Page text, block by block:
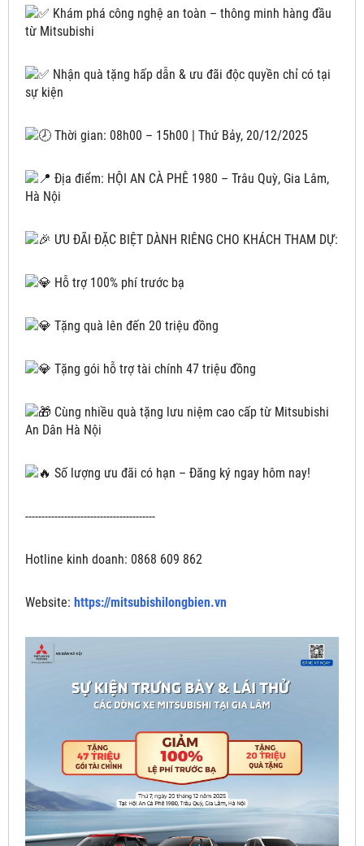
Khám phá công nghệ an toàn – thông minh hàng đầu
từ Mitsubishi
Nhận quà tặng hấp dẫn & ưu đãi độc quyền chỉ có tại
sự kiện
Thời gian: 08h00 – 15h00 | Thứ Bảy, 20/12/2025
Địa điểm: HỘI AN CÀ PHÊ 1980 – Trâu Quỳ, Gia Lâm,
Hà Nội
ƯU ĐÃI ĐẶC BIỆT DÀNH RIÊNG CHO KHÁCH THAM DỰ:
Hỗ trợ 100% phí trước bạ
Tặng quà lên đến 20 triệu đồng
Tặng gói hỗ trợ tài chính 47 triệu đồng
Cùng nhiều quà tặng lưu niệm cao cấp từ Mitsubishi
An Dân Hà Nội
Số lượng ưu đãi có hạn – Đăng ký ngay hôm nay!
----------------------------------------
Hotline kinh doanh: 0868 609 862
Website: https://mitsubishilongbien.vn